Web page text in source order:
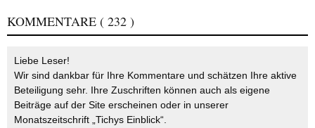
KOMMENTARE ( 232 )
Liebe Leser!
Wir sind dankbar für Ihre Kommentare und schätzen Ihre aktive
Beteiligung sehr. Ihre Zuschriften können auch als eigene
Beiträge auf der Site erscheinen oder in unserer
Monatszeitschrift „Tichys Einblick“.